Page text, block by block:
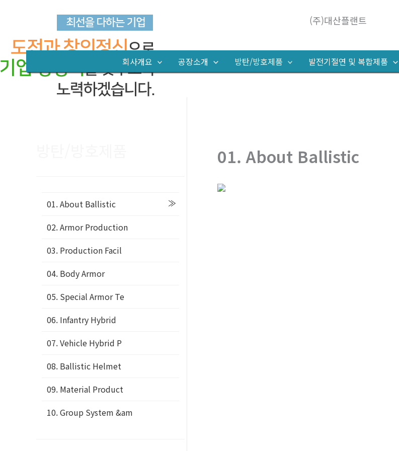
건
(주)대산플랜트
회사개요 공장소개 방탄/방호제품 발전기절연 및 복합제품
01. About Ballistic
02. Armor Production
03. Production Facil
04. Body Armor
05. Special Armor Te
06. Infantry Hybrid
07. Vehicle Hybrid P
08. Ballistic Helmet
09. Material Product
10. Group System &am
01. About Ballistic